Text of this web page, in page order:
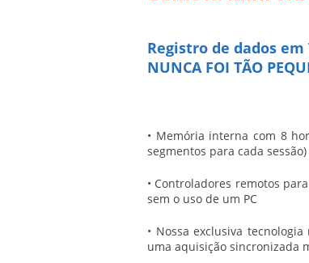
Registro de dados em
NUNCA FOI TÃO
• Memória interna com 8
segmentos para cada sessão)
• Controladores remotos
sem o uso de um PC
• Nossa exclusiva
uma aquisição sincronizada